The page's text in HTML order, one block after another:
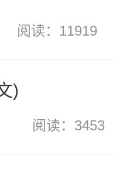
阅读：11919
)
阅读：3453